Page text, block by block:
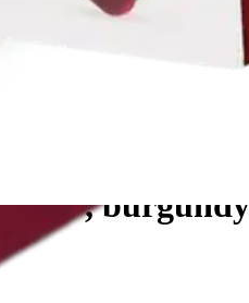
burgundy